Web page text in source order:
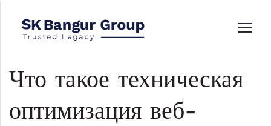
Что такое техническая
оптимизация веб-